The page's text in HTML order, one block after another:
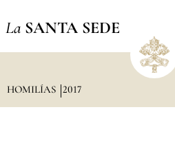
La SANTA SEDE
HOMILÍAS 2017